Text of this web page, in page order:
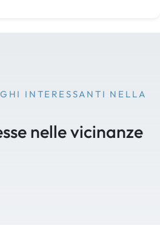
INTERESSANTI NELLA
nelle vicinanze